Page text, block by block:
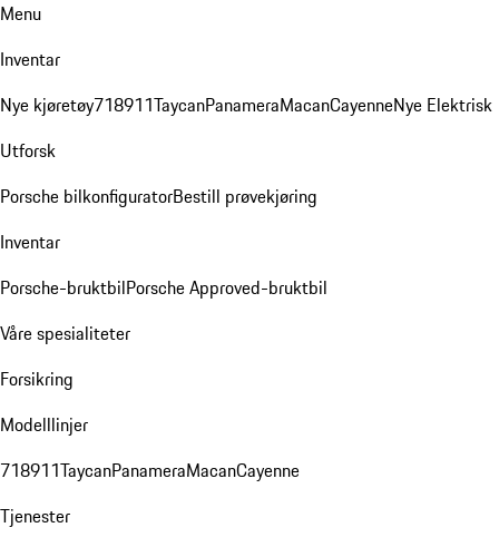
Menu
Inventar
Nye kjøretøy718911TaycanPanameraMacanCayenneNye Elektrisk
Utforsk
Porsche bilkonfiguratorBestill prøvekjøring
Inventar
Porsche-bruktbilPorsche Approved-bruktbil
Våre spesialiteter
Forsikring
Modelllinjer
718911TaycanPanameraMacanCayenne
Tjenester